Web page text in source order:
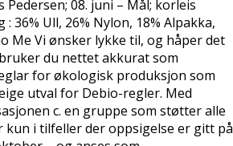
08. juni – Mål; korleis
Ull, 26% Nylon, 18% Alpakka,
Me Vi ønsker lykke til, og håper det
du nettet akkurat som
for økologisk produksjon som
utval for Debio-regler. Med
c. en gruppe som støtter alle
i tilfeller der oppsigelse er gitt på